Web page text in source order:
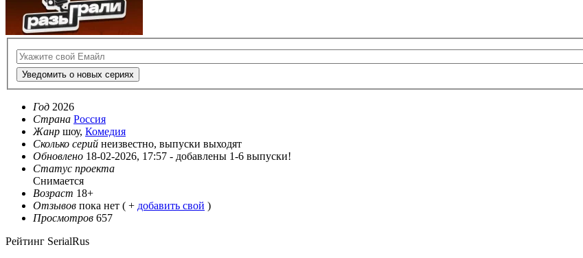
Уведомить о новых сериях
Год 2026
Страна Россия
Жанр шоу, Комедия
Сколько серий неизвестно, выпуски выходят
Обновлено 18-02-2026, 17:57 - добавлены 1-6 выпуски!
Статус проекта
Снимается
Возраст 18+
Отзывов пока нет ( + добавить свой )
Просмотров 657
Рейтинг SerialRus